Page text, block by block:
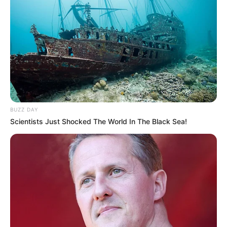
stehende Klosteranlage einmal die
bedeutendste Anlage ihrer Art in der Mark Brandenburg
war. Hiervon zeugen die im romanisch-gotischen Stil
erbaute Klosterkirche und weitere historische
Backsteinbauten.
Schloss Wiesenburg
Ein umfangreiches Schloss- und
Fläming. Hauptattraktion ist der 123 ha
große Schlosspark, der neben den Potsdamer Garten-
und Parkanlagen zu den bedeutendsten
Gartenkunstwerken in Brandenburg gehört.
Aussichtsturm Blumenthal
Zwischen Heiligengrabe und Blumenthal,
rund 10 km südwestlich von Wittstock,
steht einer der höchsten aus Holz erbauten
BUZZ DAY
Scientists Just Shocked The World In The Black Sea!